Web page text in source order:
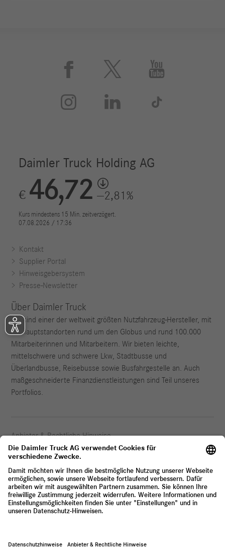
 


 
Kontakt
Supplier Portal
Hinweisgebersystem
Presse-Newsletter
Über Daimler Truck
Wir sind einer der weltweit größten Nutzfahrzeug-Hersteller, mit
35 Hauptstandorten rund um den Globus und rund 100.000
Mitarbeiterinnen und Mitarbeitern. Wir bieten leichte,
mittelschwere und schwere Lkw, Stadtbusse und
Überlandbusse, Reisebusse sowie Busfahrgestelle an. Auch
maßgeschneiderte Finanzdienstleistungen sind Teil unseres
Portfolios.
Anbieter & Rechtliche Hinweise
Datenschutz